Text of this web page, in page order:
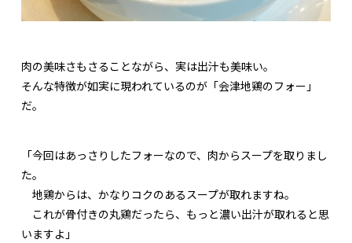
肉の美味さもさることながら、実は出汁も美味い。
そんな特徴が如実に現われているのが「会津地鶏のフォー」
だ。
「今回はあっさりしたフォーなので、肉からスープを取りまし
た。
地鶏からは、かなりコクのあるスープが取れますね。
これが骨付きの丸鶏だったら、もっと濃い出汁が取れると思
いますよ」